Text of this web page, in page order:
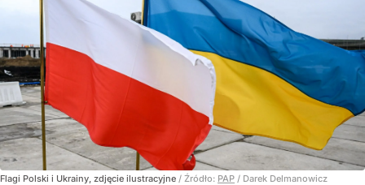
Flagi Polski i Ukrainy, zdjęcie ilustracyjne / Źródło: PAP / Darek Delmanowicz